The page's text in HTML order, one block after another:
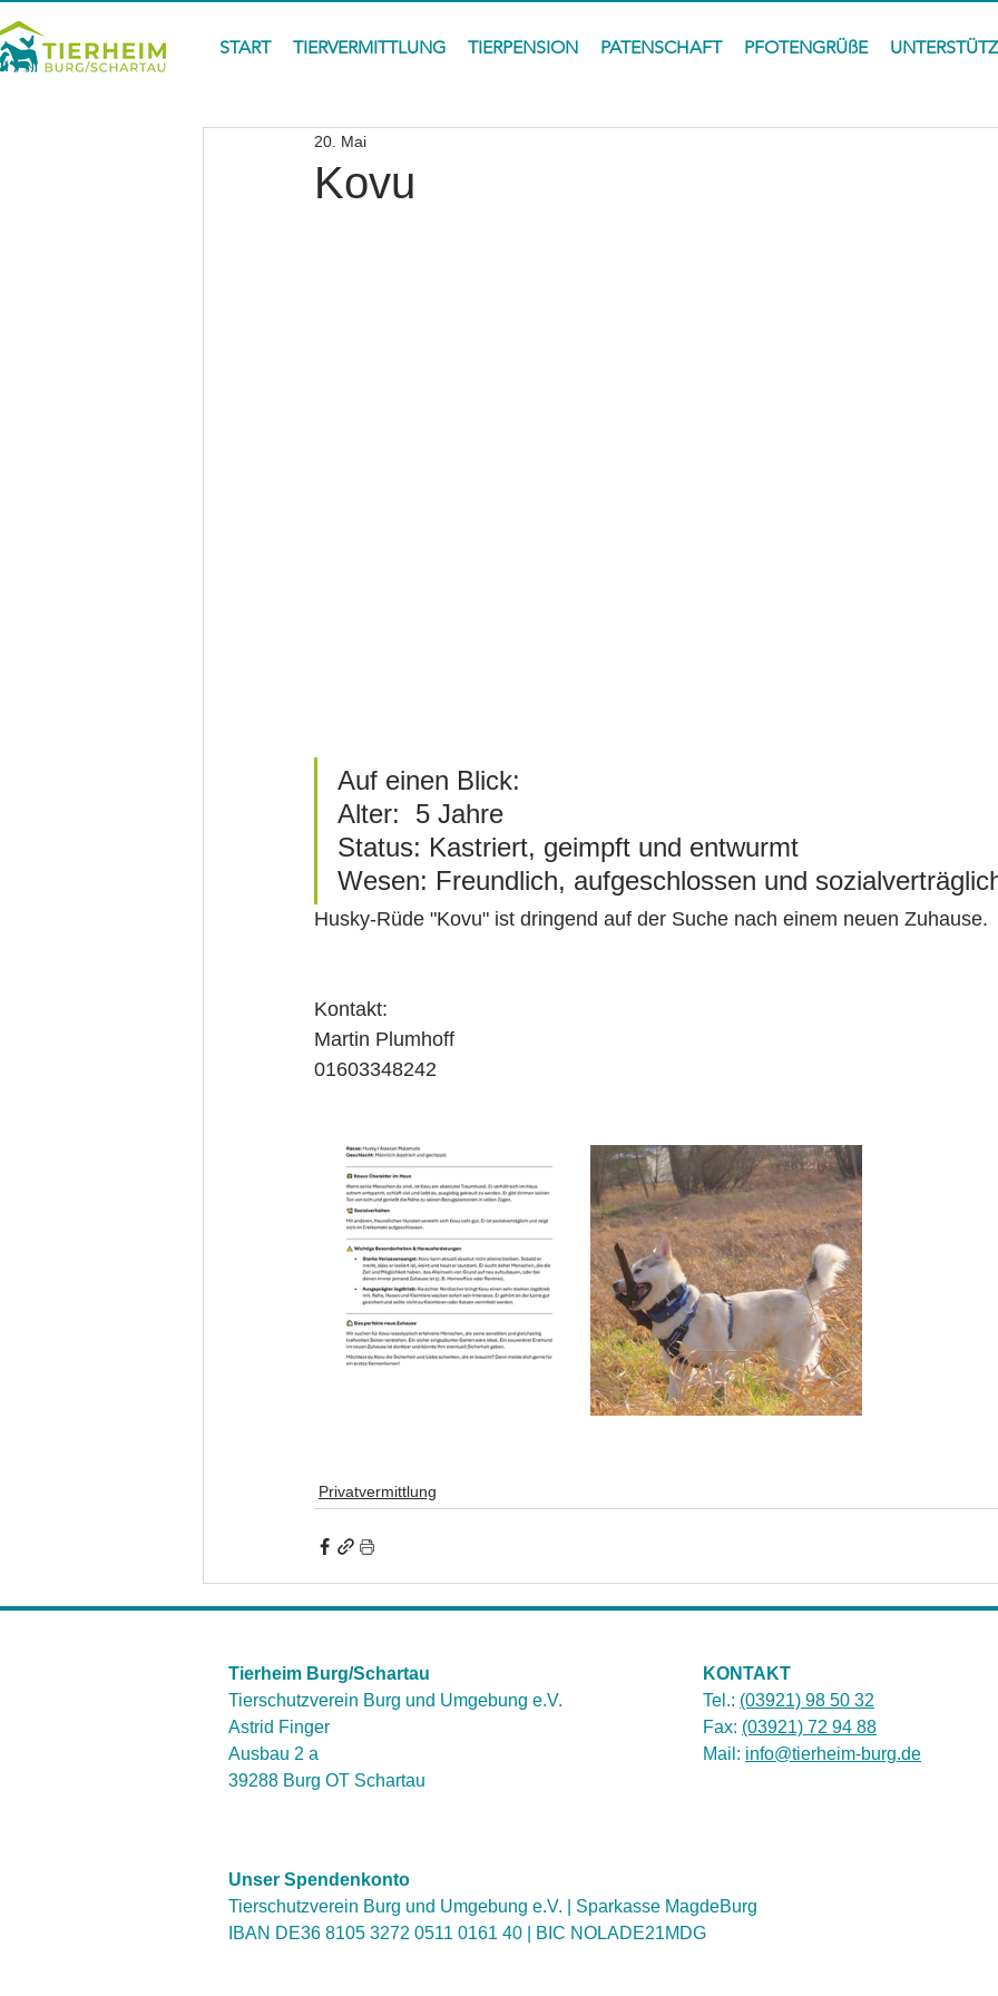
START TIERVERMITTLUNG TIERPENSION PATENSCHAFT PFOTENGRÜßE
Kovu
20. Mai
Auf einen Blick:
Alter:  5 Jahre
Status: Kastriert, geimpft und entwurmt
Wesen: Freundlich, aufgeschlossen und
Husky-Rüde "Kovu" ist dringend auf der Suche nach einem neuen Zuhause.
Kontakt:
Martin Plumhoff
01603348242
Privatvermittlung
Tierheim Burg/Schartau
Tierschutzverein Burg und Umgebung e.V.
Astrid Finger
Ausbau 2 a
39288 Burg OT Schartau
KONTAKT
Tel.: (03921) 98 50 32
Fax: (03921) 72 94 88
Mail: info@tierheim-burg.de
Unser Spendenkonto
Tierschutzverein Burg und Umgebung e.V. | Sparkasse MagdeBurg
IBAN DE36 8105 3272 0511 0161 40 | BIC NOLADE21MDG